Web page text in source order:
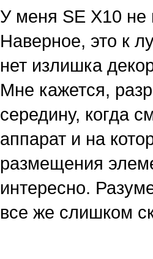
У меня SE X10
Наверное, это к
нет излишка
Мне кажется,
середину, когда
аппарат и на
размещения
интересно.
все же слишком